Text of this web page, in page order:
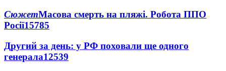
СюжетМасова смерть на пляжі. Робота ППО
Росії15785
Другий за день: у РФ поховали ще одного
генерала12539